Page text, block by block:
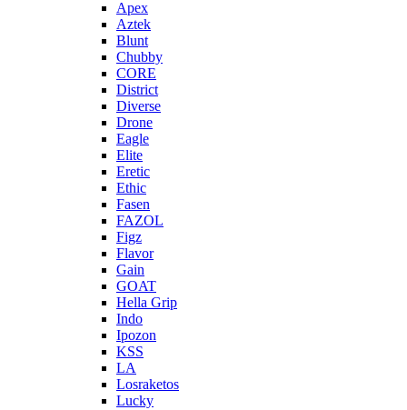
Apex
Aztek
Blunt
Chubby
CORE
District
Diverse
Drone
Eagle
Elite
Eretic
Ethic
Fasen
FAZOL
Figz
Flavor
Gain
GOAT
Hella Grip
Indo
Ipozon
KSS
LA
Losraketos
Lucky